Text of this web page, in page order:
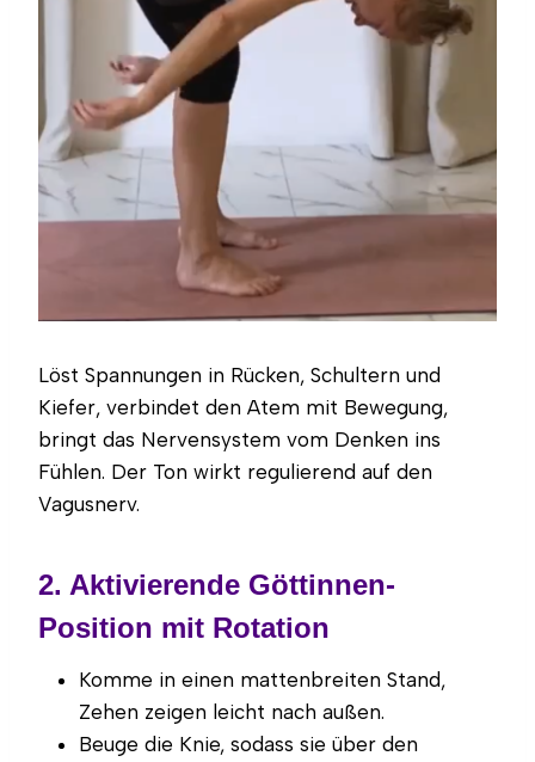
Löst Spannungen in Rücken, Schultern und
Kiefer, verbindet den Atem mit Bewegung,
bringt das Nervensystem vom Denken ins
Fühlen. Der Ton wirkt regulierend auf den
Vagusnerv.
2. Aktivierende Göttinnen-
Position mit Rotation
Komme in einen mattenbreiten Stand,
Zehen zeigen leicht nach außen.
Beuge die Knie, sodass sie über den